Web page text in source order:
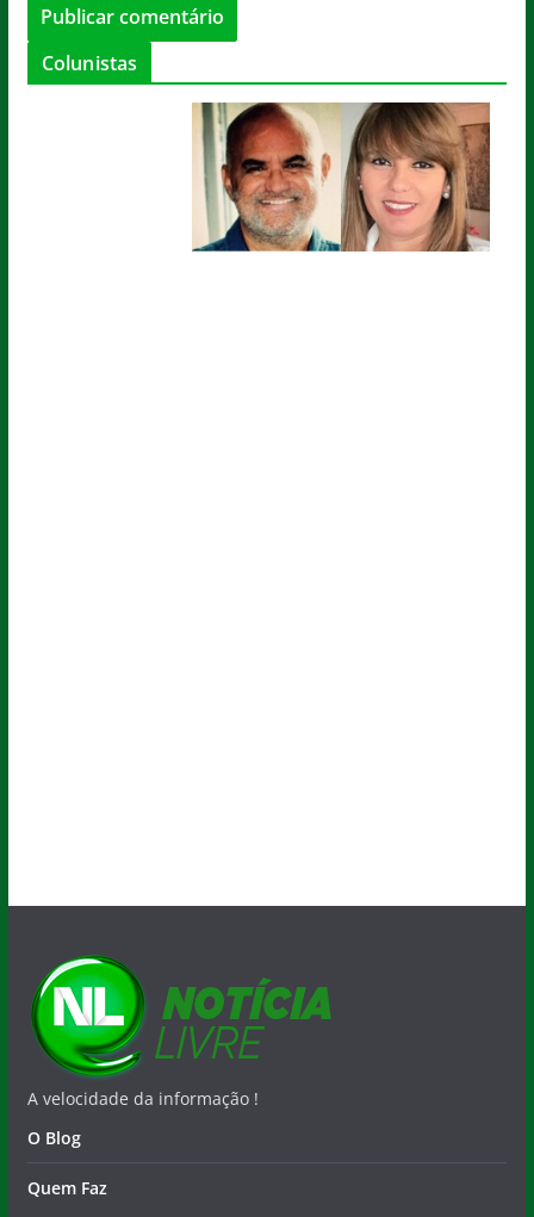
Colunistas
A velocidade da informação !
O Blog
Quem Faz